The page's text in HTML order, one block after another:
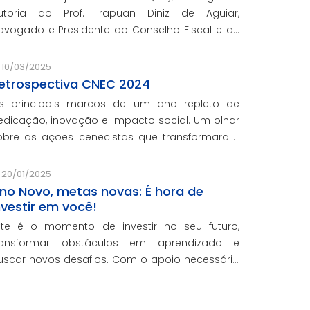
do Prof. Irapuan Diniz de Aguiar,
e Presidente do Conselho Fiscal e de
impacto cenecista na educação brasileira.
10/03/2025
CNEC 2024
principais marcos de um ano repleto de
inovação e impacto social. Um olhar
as ações cenecistas que transformaram
de qualidade.
20/01/2025
Novo, metas novas: É hora de
em você!
é o momento de investir no seu futuro,
obstáculos em aprendizado e
novos desafios. Com o apoio necessário